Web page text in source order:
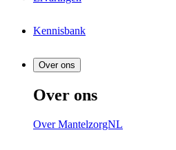
Kennisbank
Over ons
Over ons
Over MantelzorgNL